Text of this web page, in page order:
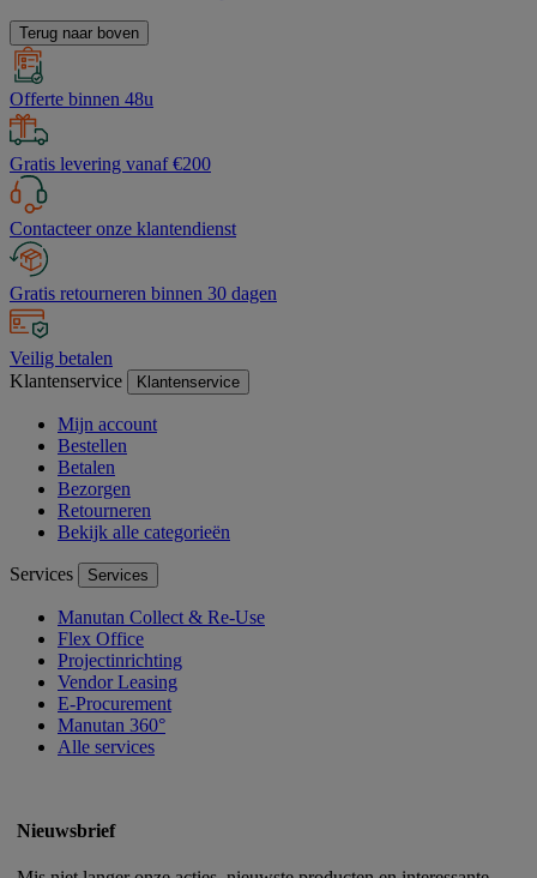
Terug naar boven
Offerte binnen 48u
Gratis levering vanaf €200
Contacteer onze klantendienst
Gratis retourneren binnen 30 dagen
Veilig betalen
Klantenservice
Klantenservice
Mijn account
Bestellen
Betalen
Bezorgen
Retourneren
Bekijk alle categorieën
Services Services
Manutan Collect & Re-Use
Flex Office
Projectinrichting
Vendor Leasing
E-Procurement
Manutan 360°
Alle services
Nieuwsbrief